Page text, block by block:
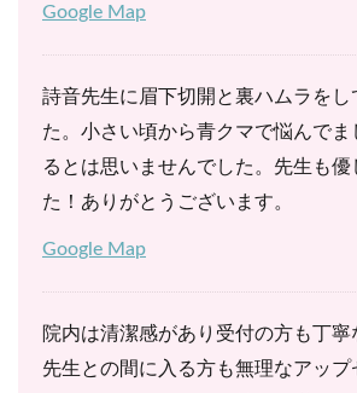
Google Map
詩音先生に眉下切開と裏ハムラをし
た。小さい頃から青クマで悩んで
るとは思いませんでした。先生も優
た！ありがとうございます。
Google Map
院内は清潔感があり受付の方も丁寧
先生との間に入る方も無理なアッ